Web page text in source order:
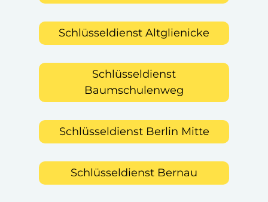
Schlüsseldienst Altglienicke
Schlüsseldienst
Baumschulenweg
Schlüsseldienst Berlin Mitte
Schlüsseldienst Bernau